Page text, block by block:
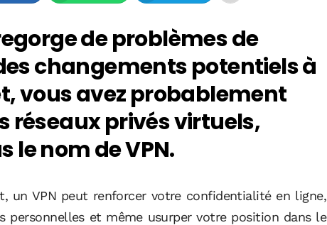
de problèmes de
changements potentiels à
vous avez probablement
réseaux privés virtuels,
le nom de VPN.
un VPN peut renforcer votre confidentialité en ligne,
personnelles et même usurper votre position dans le